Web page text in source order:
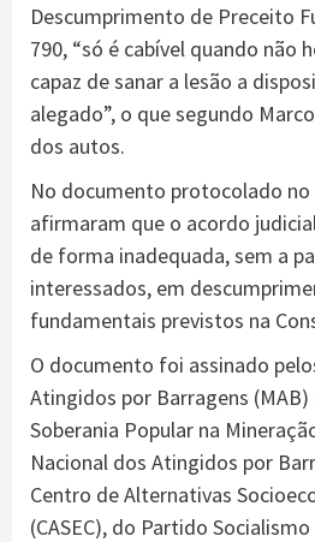
Descumprimento de Preceito
790, “só é cabível quando não
capaz de sanar a lesão a
alegado”, o que segundo
dos autos.
No documento protocolado no
afirmaram que o acordo
de forma inadequada, sem a
interessados, em
fundamentais previstos na
O documento foi assinado
Atingidos por Barragens
Soberania Popular na
Nacional dos Atingidos por
Centro de Alternativas
(CASEC), do Partido